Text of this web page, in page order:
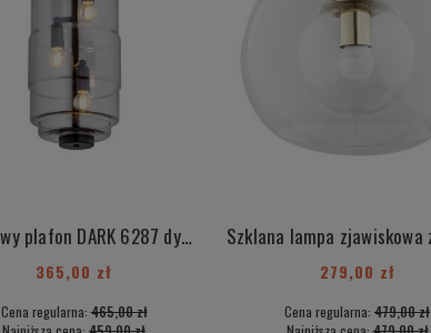
Unikatowy plafon DARK 6287 dymny klosz czarne dodatki
365,00 zł
Cena regularna:465,00 zł
279,00 zł
Cena regularna: 479,00 zł